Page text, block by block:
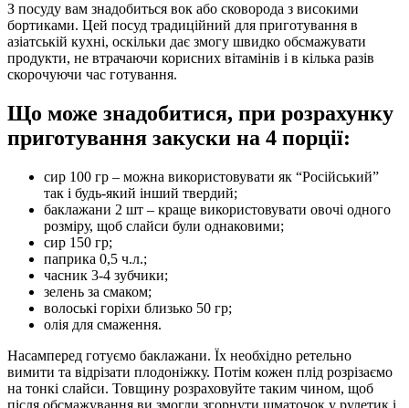
З посуду вам знадобиться вок або сковорода з високими
бортиками. Цей посуд традиційний для приготування в
азіатській кухні, оскільки дає змогу швидко обсмажувати
продукти, не втрачаючи корисних вітамінів і в кілька разів
скорочуючи час готування.
Що може знадобитися, при розрахунку
приготування закуски на 4 порції:
сир 100 гр – можна використовувати як “Російський”
так і будь-який інший твердий;
баклажани 2 шт – краще використовувати овочі одного
розміру, щоб слайси були однаковими;
сир 150 гр;
паприка 0,5 ч.л.;
часник 3-4 зубчики;
зелень за смаком;
волоські горіхи близько 50 гр;
олія для смаження.
Насамперед готуємо баклажани. Їх необхідно ретельно
вимити та відрізати плодоніжку. Потім кожен плід розрізаємо
на тонкі слайси. Товщину розраховуйте таким чином, щоб